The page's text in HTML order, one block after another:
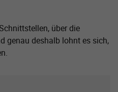
über die
genau deshalb lohnt es sich,